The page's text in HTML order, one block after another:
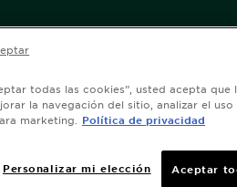
todas las cookies”, usted acepta que
la navegación del sitio, analizar el
marketing.
Política de privacidad
Personalizar mi elección Aceptar